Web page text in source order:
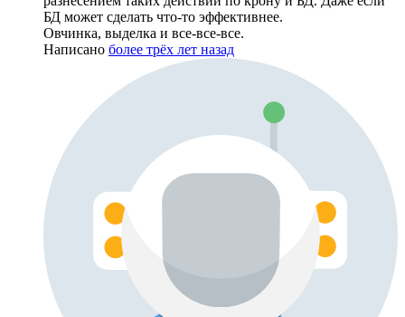
БД может сделать что-то эффективнее.
Овчинка, выделка и все-все-все.
Написано более трёх лет назад